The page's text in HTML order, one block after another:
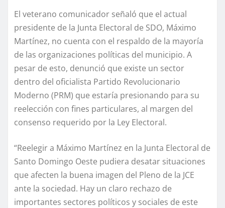
El veterano comunicador señaló que el actual
presidente de la Junta Electoral de SDO, Máximo
Martínez, no cuenta con el respaldo de la mayoría
de las organizaciones políticas del municipio. A
pesar de esto, denunció que existe un sector
dentro del oficialista Partido Revolucionario
Moderno (PRM) que estaría presionando para su
reelección con fines particulares, al margen del
consenso requerido por la Ley Electoral.
“Reelegir a Máximo Martínez en la Junta Electoral de
Santo Domingo Oeste pudiera desatar situaciones
que afecten la buena imagen del Pleno de la JCE
ante la sociedad. Hay un claro rechazo de
importantes sectores políticos y sociales de este